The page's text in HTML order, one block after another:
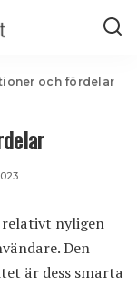
och fördelar
nyligen
Den
är dess smarta